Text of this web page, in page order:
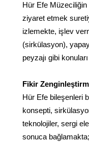
Hür Efe Müzeciliğin
ziyaret etmek
izlemekte, işlev
(sirkülasyon),
peyzajı gibi
Fikir
Hür Efe bileşenleri
konsepti,
teknolojiler, sergi
sonuca